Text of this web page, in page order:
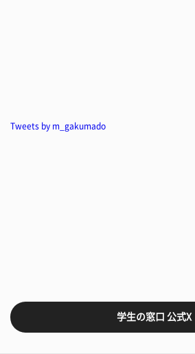
Tweets by m_gakumado
学生の窓口 公式X